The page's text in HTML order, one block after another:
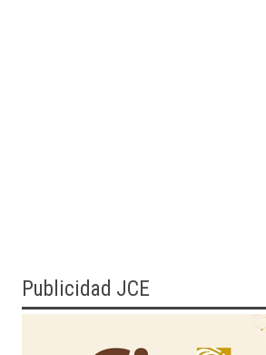
Publicidad JCE